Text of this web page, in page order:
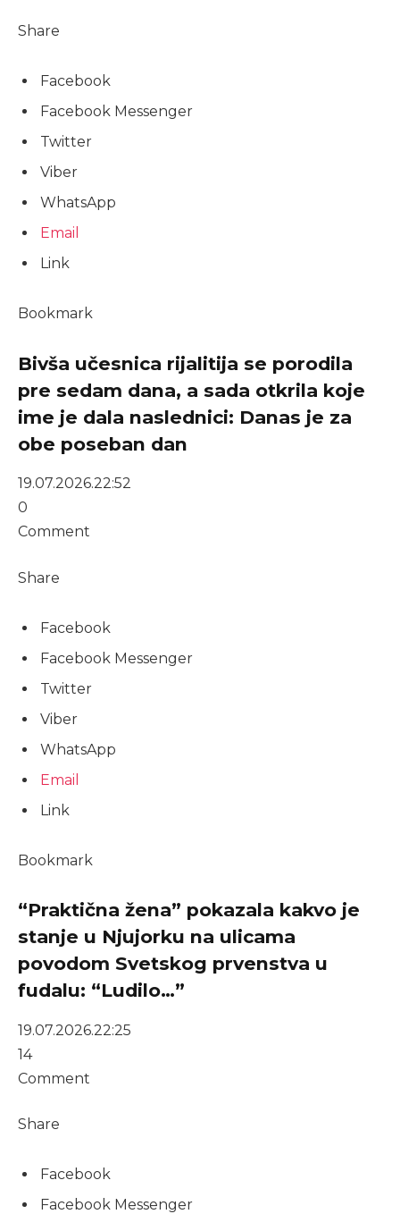
Share
Facebook
Facebook Messenger
Twitter
Viber
WhatsApp
Email
Link
Bookmark
Bivša učesnica rijalitija se porodila
pre sedam dana, a sada otkrila koje
ime je dala naslednici: Danas je za
obe poseban dan
19.07.2026.22:52
0
Comment
Share
Facebook
Facebook Messenger
Twitter
Viber
WhatsApp
Email
Link
Bookmark
“Praktična žena” pokazala kakvo je
stanje u Njujorku na ulicama
povodom Svetskog prvenstva u
fudalu: “Ludilo…”
19.07.2026.22:25
14
Comment
Share
Facebook
Facebook Messenger